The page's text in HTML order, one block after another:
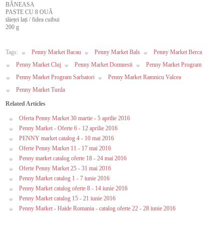
BĂNEASA
PASTE CU 8 OUĂ
tăieței lați / fidea cuibui
200 g
Tags: Penny Market Bacau Penny Market Bals
Penny Market Berca
Penny Market Cluj
Penny Market Domnesti
Penny Market Program
Penny Market Program Sarbatori
Penny Market Ramnicu Valcea
Penny Market Turda
Related Articles
Oferta Penny Market 30 martie - 5 aprilie 2016
Penny Market - Oferte 6 - 12 aprilie 2016
PENNY market catalog 4 - 10 mai 2016
Oferte Penny Market 11 - 17 mai 2016
Penny market catalog oferte 18 - 24 mai 2016
Oferte Penny Market 25 - 31 mai 2016
Penny Market catalog 1 - 7 iunie 2016
Penny Market catalog oferte 8 - 14 iunie 2016
Penny Market catalog 15 - 21 iunie 2016
Penny Market - Haide Romania - catalog oferte 22 - 28 iunie 2016